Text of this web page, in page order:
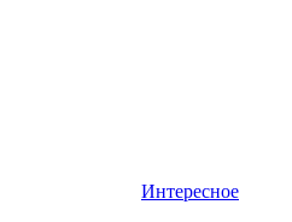
Интересное